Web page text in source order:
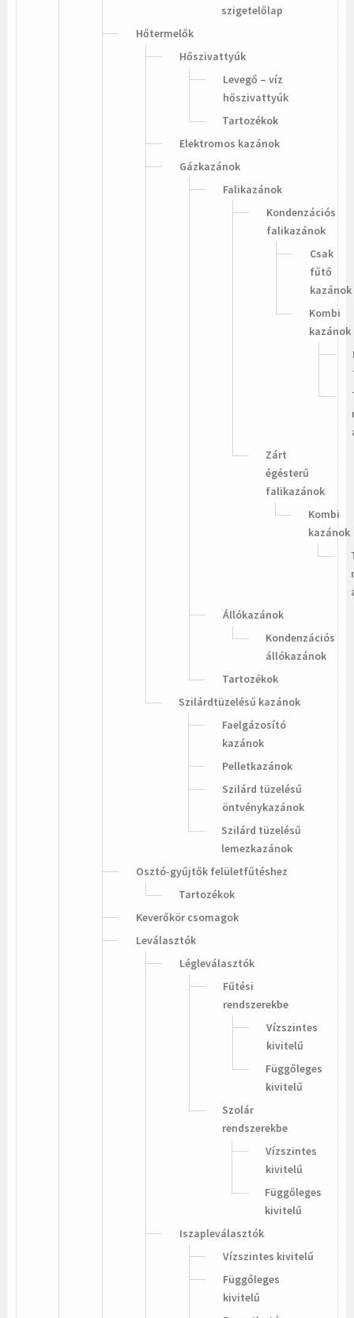
szigetelőlap
Hőtermelők
Hőszivattyúk
Levegő – víz
hőszivattyúk
Tartozékok
Elektromos kazánok
Gázkazánok
Falikazánok
Kondenzációs
falikazánok
Csak
fűtő
kazánok
Kombi
kazánok
Zárt
égésterű
falikazánok
Kombi
kazánok
Állókazánok
Kondenzációs
állókazánok
Tartozékok
Szilárdtüzelésű kazánok
Faelgázosító
kazánok
Pelletkazánok
Szilárd tüzelésű
öntvénykazánok
Szilárd tüzelésű
lemezkazánok
Osztó-gyűjtők felületfűtéshez
Tartozékok
Keverőkör csomagok
Leválasztók
Légleválasztók
Fűtési
rendszerekbe
Vízszintes
kivitelű
Függőleges
kivitelű
Szolár
rendszerekbe
Vízszintes
kivitelű
Függőleges
kivitelű
Iszapleválasztók
Vízszintes kivitelű
Függőleges
kivitelű